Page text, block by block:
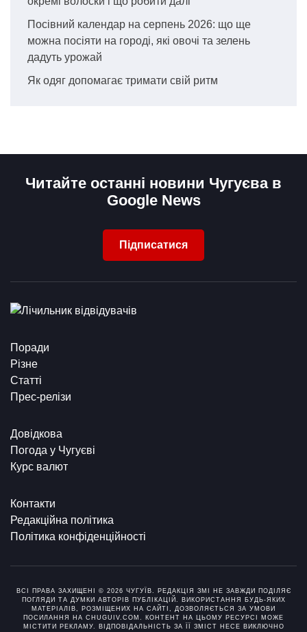
Посівний календар на серпень 2026: що ще
можна посіяти на городі, які овочі та зелень
дадуть урожай
Як одяг допомагає тримати свій ритм
Читайте останні новини Чугуєва в
Google News
Підписатися
Поради
Різне
Статті
Прес-релізи
Довідкова
Погода у Чугуєві
Курс валют
Контакти
Редакційна політика
Політика конфіденційності
ВСІ ПРАВА ЗАХИЩЕНІ © 2026 ЧУГУЇВ. РЕДАКЦІЯ ЗМІ НЕ ЗАВЖДИ ПОДІЛЯЄ
ПОГЛЯДИ ТА ДУМКИ АВТОРІВ ПУБЛІКАЦІЙ. ВИКОРИСТАННЯ БУДЬ-ЯКИХ
МАТЕРІАЛІВ, РОЗМІЩЕНИХ НА САЙТІ, ДОЗВОЛЯЄТЬСЯ ЗА УМОВИ
ПОСИЛАННЯ НА CHUGUIV.COM. КОНТЕНТ НА ЦЬОМУ РЕСУРСІ МОЖЕ
МІСТИТИ РЕКЛАМУ. ВІДПОВІДАЛЬНІСТЬ ЗА ЇЇ ЗМІСТ НЕСЕ ВИКЛЮЧНО